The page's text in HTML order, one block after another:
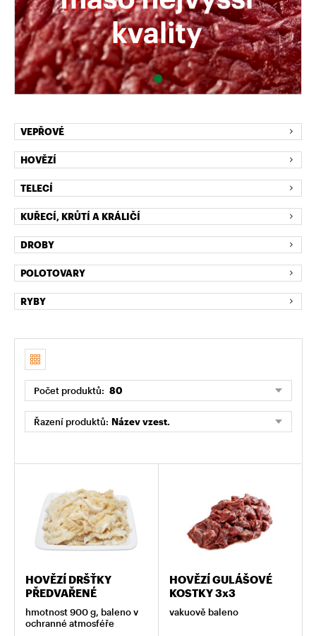
VEPŘOVÉ
HOVĚZÍ
TELECÍ
KUŘECÍ, KRŮTÍ A KRÁLIČÍ
DROBY
POLOTOVARY
RYBY
Počet produktů: 80
Řazení produktů: Název vzest.
HOVĚZÍ DRŠŤKY
PŘEDVAŘENÉ
hmotnost 900 g, baleno v
ochranné atmosféře
HOVĚZÍ GULÁŠOVÉ
KOSTKY 3x3
vakuově baleno